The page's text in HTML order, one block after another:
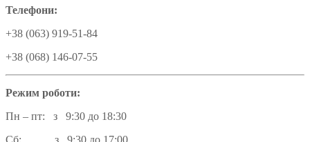
Телефони:
+38 (063) 919-51-84
+38 (068) 146-07-55
Режим роботи:
Пн – пт: з 9:30 до 18:30